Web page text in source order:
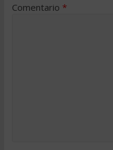
Comentario *